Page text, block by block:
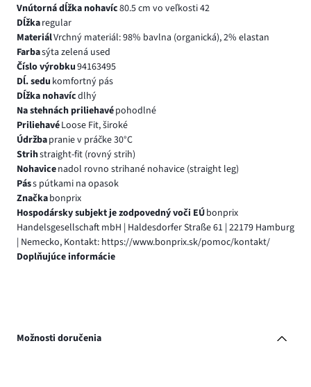
Vnútorná dĺžka nohavíc80.5 cm vo veľkosti 42
Dĺžkaregular
MateriálVrchný materiál: 98% bavlna (organická), 2% elastan
Farbasýta zelená used
Číslo výrobku94163495
Dĺ. sedu komfortný pás
Dĺžka nohavícdlhý
Na stehnách priliehavépohodlné
PriliehavéLoose Fit, široké
Údržbapranie v práčke 30°C
Strihstraight-fit (rovný strih)
Nohavicenadol rovno strihané nohavice (straight leg)
Páss pútkami na opasok
Značkabonprix
Hospodársky subjekt je zodpovedný voči EÚbonprix
Handelsgesellschaft mbH | Haldesdorfer Straße 61 | 22179 Hamburg
| Nemecko, Kontakt: https://www.bonprix.sk/pomoc/kontakt/
Doplňujúce informácie
Možnosti doručenia